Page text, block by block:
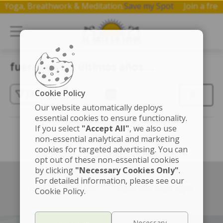
Yoga, Breathwork & Meditation.Save my Spot Join a
fuerza en los últimos años….
(3)
Left box align left Right box align right
Cookie Policy
Our website automatically deploys
essential cookies to ensure functionality.
If you select "Accept All", we also use
non-essential analytical and marketing
cookies for targeted advertising. You can
opt out of these non-essential cookies
by clicking "Necessary Cookies Only".
For detailed information, please see our
Cookie Policy.